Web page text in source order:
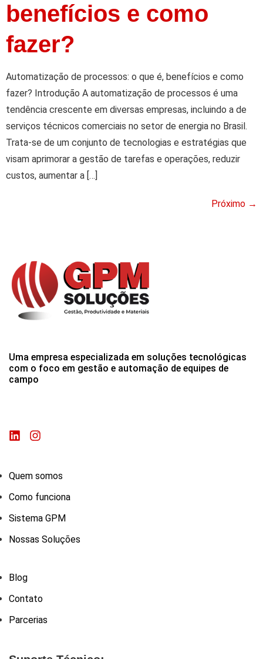
benefícios e como
fazer?
Automatização de processos: o que é, benefícios e como
fazer? Introdução A automatização de processos é uma
tendência crescente em diversas empresas, incluindo a de
serviços técnicos comerciais no setor de energia no Brasil.
Trata-se de um conjunto de tecnologias e estratégias que
visam aprimorar a gestão de tarefas e operações, reduzir
custos, aumentar a […]
Próximo →
Uma empresa especializada em soluções tecnológicas
com o foco em gestão e automação de equipes de
campo
Quem somos
Como funciona
Sistema GPM
Nossas Soluções
Blog
Contato
Parcerias